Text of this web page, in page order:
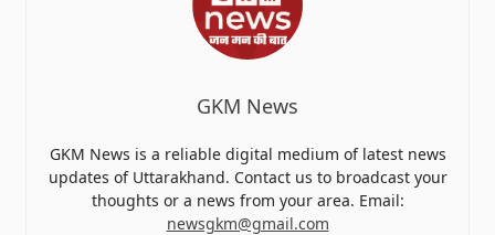
GKM News
GKM News is a reliable digital medium of latest news
updates of Uttarakhand. Contact us to broadcast your
thoughts or a news from your area. Email:
newsgkm@gmail.com